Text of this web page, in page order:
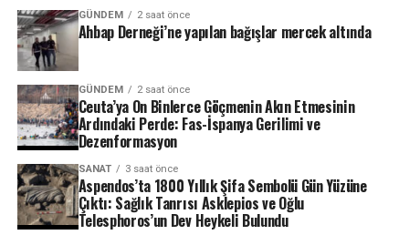
GÜNDEM 2 saat önce
Ahbap Derneği’ne yapılan bağışlar mercek altında
GÜNDEM 2 saat önce
Ceuta’ya On Binlerce Göçmenin Akın Etmesinin
Ardındaki Perde: Fas-İspanya Gerilimi ve
Dezenformasyon
SANAT 3 saat önce
Aspendos’ta 1800 Yıllık Şifa Sembolü Gün Yüzüne
Çıktı: Sağlık Tanrısı Asklepios ve Oğlu
Telesphoros’un Dev Heykeli Bulundu